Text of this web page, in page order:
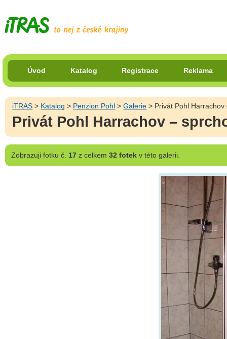
Úvod Katalog Registrace Reklama
iTRAS > Katalog > Penzion Pohl >Galerie > Privát Pohl
Privát Pohl Harrachov –
Zobrazujifotku č. 17z celkem 32 fotekv této galerii.